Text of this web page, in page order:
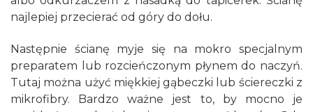
najlepiej przecierać od góry do dołu.
Następnie ścianę myje się na mokro specjalnym
preparatem lub rozcieńczonym płynem do naczyń.
Tutaj można użyć miękkiej gąbeczki lub ściereczki z
mikrofibry. Bardzo ważne jest to, by mocno je